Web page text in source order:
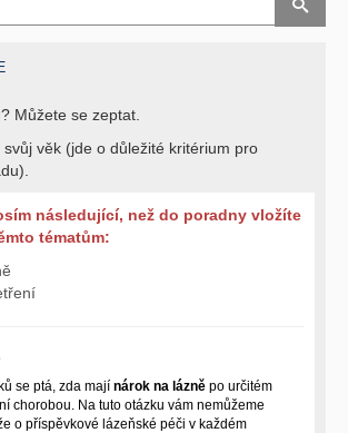
Můžete se zeptat.
věk (jde o důležité kritérium pro
následující, než do poradny vložíte
tématům:
se ptá, zda mají nárok na lázně po určitém
chorobou. Na tuto otázku vám nemůžeme
o příspěvkové lázeňské péči v každém